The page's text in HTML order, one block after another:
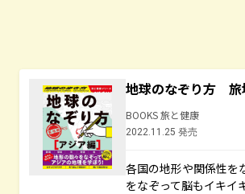
地球のなぞり方
BOOKS 旅と健康
2022.11.25 発売
各国の地形や関係性を
をなぞって脳もイキイ